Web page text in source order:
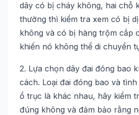
dây có bị cháy không, hai chỗ
thường thì kiểm tra xem có bị
không và có bị hàng trộm cắp
khiến nó không thể di chuyển
2. Lựa chọn dây đai đóng bao
cách. Loại đai đóng bao và
ổ trục là khác nhau, hãy kiểm
đúng không và đảm bảo rằng